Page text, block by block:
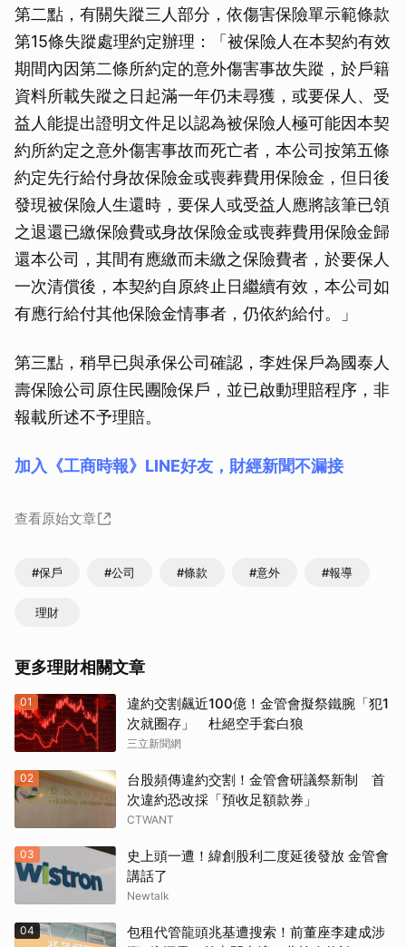
第二點，有關失蹤三人部分，依傷害保險單示範條款
第15條失蹤處理約定辦理：「被保險人在本契約有效
期間內因第二條所約定的意外傷害事故失蹤，於戶籍
資料所載失蹤之日起滿一年仍未尋獲，或要保人、受
益人能提出證明文件足以認為被保險人極可能因本契
約所約定之意外傷害事故而死亡者，本公司按第五條
約定先行給付身故保險金或喪葬費用保險金，但日後
發現被保險人生還時，要保人或受益人應將該筆已領
之退還已繳保險費或身故保險金或喪葬費用保險金歸
還本公司，其間有應繳而未繳之保險費者，於要保人
一次清償後，本契約自原終止日繼續有效，本公司如
有應行給付其他保險金情事者，仍依約給付。」
第三點，稍早已與承保公司確認，李姓保戶為國泰人
壽保險公司原住民團險保戶，並已啟動理賠程序，非
報載所述不予理賠。
加入《工商時報》LINE好友，財經新聞不漏接
查看原始文章
#保戶 #公司 #條款 #意外 #報導
理財
更多理財相關文章
01
違約交割飆近100億！金管會擬祭鐵腕「犯1
次就圈存」 杜絕空手套白狼
三立新聞網
02
台股頻傳違約交割！金管會研議祭新制 首
次違約恐改採「預收足額款券」
CTWANT
03
史上頭一遭！緯創股利二度延後發放 金管會
講話了
Newtalk
04
包租代管龍頭兆基遭搜索！前董座李建成涉